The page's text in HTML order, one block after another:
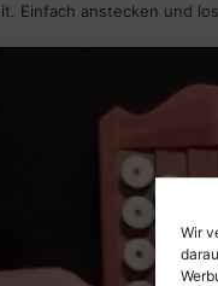
Wir
Einfach anstecken und